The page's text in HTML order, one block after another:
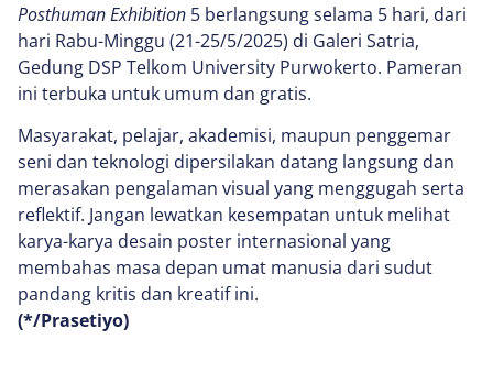
Posthuman Exhibition 5 berlangsung selama 5 hari, dari
hari Rabu-Minggu (21-25/5/2025) di Galeri Satria,
Gedung DSP Telkom University Purwokerto. Pameran
ini terbuka untuk umum dan gratis.
Masyarakat, pelajar, akademisi, maupun penggemar
seni dan teknologi dipersilakan datang langsung dan
merasakan pengalaman visual yang menggugah serta
reflektif. Jangan lewatkan kesempatan untuk melihat
karya-karya desain poster internasional yang
membahas masa depan umat manusia dari sudut
pandang kritis dan kreatif ini.
(*/Prasetiyo)